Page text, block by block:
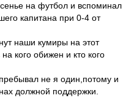
на футбол и вспоминал
капитана при 0-4 от
наши кумиры на этот
кого обижен и кто кого
не я один,потому и
должной поддержки.